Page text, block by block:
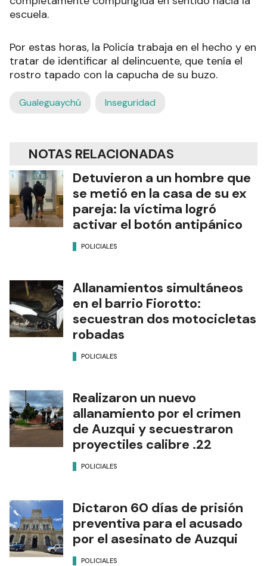
escuela.
Por estas horas, la Policía trabaja en el hecho y en
tratar de identificar al delincuente, que tenía el
rostro tapado con la capucha de su buzo.
Gualeguaychú Inseguridad
NOTAS RELACIONADAS
Detuvieron a un hombre que
se metió en la casa de su ex
pareja: la víctima logró
activar el botón antipánico
POLICIALES
Allanamientos simultáneos
en el barrio Fiorotto:
secuestran dos motocicletas
robadas
POLICIALES
Realizaron un nuevo
allanamiento por el crimen
de Auzqui y secuestraron
proyectiles calibre .22
POLICIALES
Dictaron 60 días de prisión
preventiva para el acusado
por el asesinato de Auzqui
POLICIALES